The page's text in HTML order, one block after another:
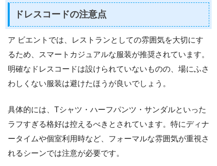
ドレスコードの注意点
ア ビエントでは、レストランとしての雰囲気を大切にす
るため、スマートカジュアルな服装が推奨されています。
明確なドレスコードは設けられていないものの、場にふさ
わしくない服装は避けたほうが良いでしょう。
具体的には、Tシャツ・ハーフパンツ・サンダルといった
ラフすぎる格好は控えるべきとされています。特にディナ
ータイムや個室利用時など、フォーマルな雰囲気が重視さ
れるシーンでは注意が必要です。